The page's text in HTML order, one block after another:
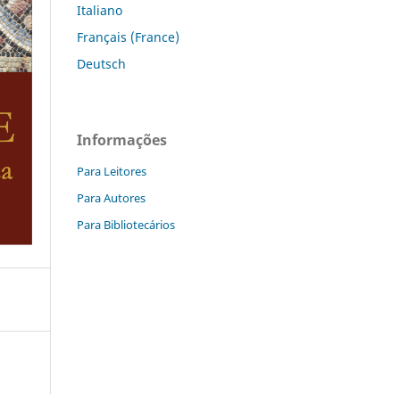
Italiano
Français (France)
Deutsch
Informações
Para Leitores
Para Autores
Para Bibliotecários